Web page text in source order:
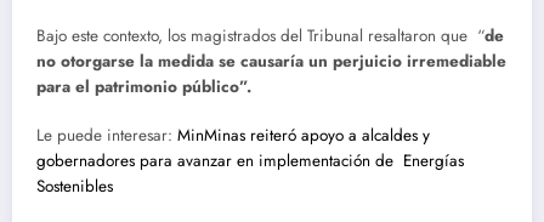
Bajo este contexto, los magistrados del Tribunal resaltaron que “de
no otorgarse la medida se causaría un perjuicio irremediable
para el patrimonio público”.
Le puede interesar: MinMinas reiteró apoyo a alcaldes y
gobernadores para avanzar en implementación de Energías
Sostenibles